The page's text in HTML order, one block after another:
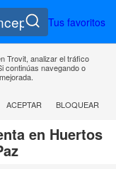
Tus favoritos
Trovit, analizar el tráfico
continúas navegando o
ACEPTAR
BLOQUEAR
en Huertos